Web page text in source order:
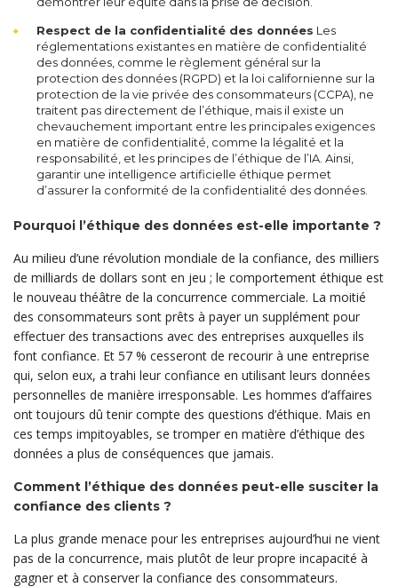
Respect de la confidentialité des données Les
réglementations existantes en matière de confidentialité
des données, comme le règlement général sur la
protection des données (RGPD) et la loi californienne sur la
protection de la vie privée des consommateurs (CCPA), ne
traitent pas directement de l’éthique, mais il existe un
chevauchement important entre les principales exigences
en matière de confidentialité, comme la légalité et la
responsabilité, et les principes de l’éthique de l’IA. Ainsi,
garantir une intelligence artificielle éthique permet
d’assurer la conformité de la confidentialité des données.
Pourquoi l’éthique des données est-elle importante ?
Au milieu d’une révolution mondiale de la confiance, des milliers
de milliards de dollars sont en jeu ; le comportement éthique est
le nouveau théâtre de la concurrence commerciale. La moitié
des consommateurs sont prêts à payer un supplément pour
effectuer des transactions avec des entreprises auxquelles ils
font confiance. Et 57 % cesseront de recourir à une entreprise
qui, selon eux, a trahi leur confiance en utilisant leurs données
personnelles de manière irresponsable. Les hommes d’affaires
ont toujours dû tenir compte des questions d’éthique. Mais en
ces temps impitoyables, se tromper en matière d’éthique des
données a plus de conséquences que jamais.
Comment l’éthique des données peut-elle susciter la
confiance des clients ?
La plus grande menace pour les entreprises aujourd’hui ne vient
pas de la concurrence, mais plutôt de leur propre incapacité à
gagner et à conserver la confiance des consommateurs.